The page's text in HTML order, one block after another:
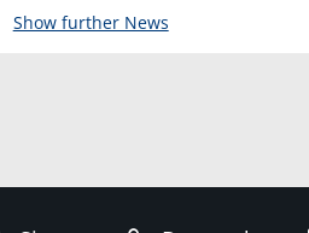
Show further News